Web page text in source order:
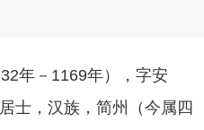
年－1169年），字安
士，汉族，简州（今属四